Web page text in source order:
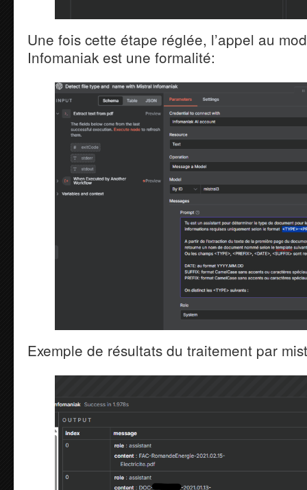
Une fois cette étape réglée, l’appel au
Infomaniak est une formalité:
Exemple de résultats du traitement par